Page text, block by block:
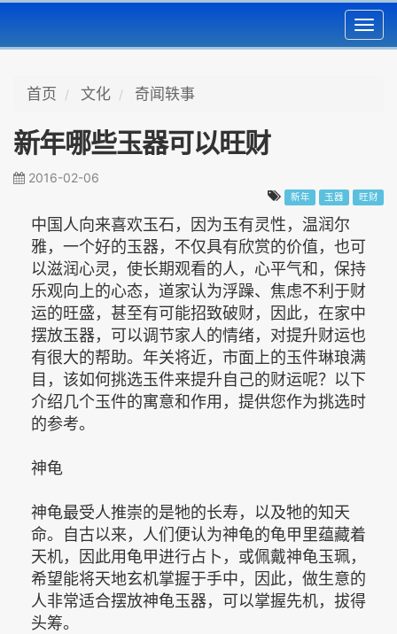
首页 文化 奇闻轶事
新年哪些玉器可以旺财
2016-02-06
新年 玉器 旺财
中国人向来喜欢玉石，因为玉有灵性，温润尔
雅，一个好的玉器，不仅具有欣赏的价值，也可
以滋润心灵，使长期观看的人，心平气和，保持
乐观向上的心态，道家认为浮躁、焦虑不利于财
运的旺盛，甚至有可能招致破财，因此，在家中
摆放玉器，可以调节家人的情绪，对提升财运也
有很大的帮助。年关将近，市面上的玉件琳琅满
目，该如何挑选玉件来提升自己的财运呢？以下
介绍几个玉件的寓意和作用，提供您作为挑选时
的参考。
神龟
神龟最受人推崇的是牠的长寿，以及牠的知天
命。自古以来，人们便认为神龟的龟甲里蕴藏着
天机，因此用龟甲进行占卜，或佩戴神龟玉珮，
希望能将天地玄机掌握于手中，因此，做生意的
人非常适合摆放神龟玉器，可以掌握先机，拔得
头筹。